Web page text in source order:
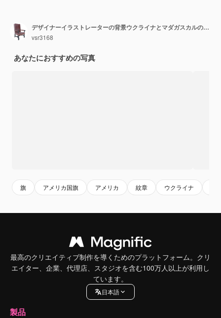
デザイナーイラストレーターの背景ウクライナとマダガスカルの独立記念日の旗
vsr3168
あなたにおすすめの写真
旗 アメリカ国旗 アメリカ 紋章 ウクライナ
最高のクリエイティブ制作を導くためのプラットフォーム。クリ
エイター、企業、代理店、スタジオを含む100万人以上が利用し
ています。
日本語
製品